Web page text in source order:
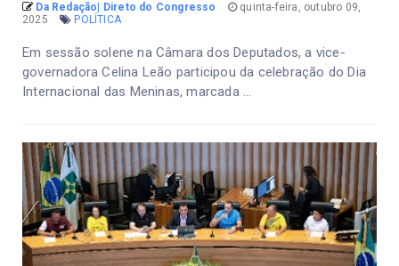
Da Redação| Direto do Congresso
quinta-feira, outubro 09,
2025
POLÍTICA
Em sessão solene na Câmara dos Deputados, a vice-
governadora Celina Leão participou da celebração do Dia
Internacional das Meninas, marcada ...